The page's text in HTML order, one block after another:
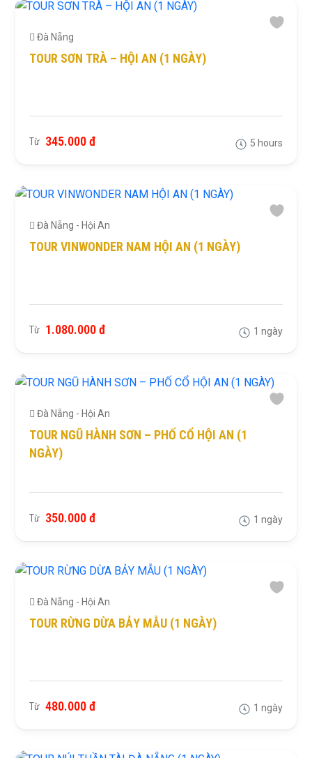
Đà Nẵng
TOUR SƠN TRÀ – HỘI AN (1 NGÀY)
Từ 345.000 đ 5 hours
Đà Nẵng - Hội An
TOUR VINWONDER NAM HỘI AN (1 NGÀY)
Từ 1.080.000 đ 1 ngày
Đà Nẵng - Hội An
TOUR NGŨ HÀNH SƠN – PHỐ CỔ HỘI AN (1
NGÀY)
Từ 350.000 đ 1 ngày
Đà Nẵng - Hội An
TOUR RỪNG DỪA BẢY MẪU (1 NGÀY)
Từ 480.000 đ 1 ngày